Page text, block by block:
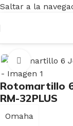
Saltar a la
Haga clic
Rotomartillo
RM-32PLUS
Omaha